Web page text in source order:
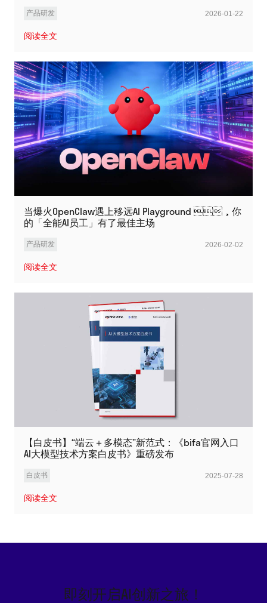
产品研发 2026-01-22
阅读全文
当爆火OpenClaw遇上移远AI Playground ，你
的「全能AI员工」有了最佳主场
产品研发 2026-02-02
阅读全文
【白皮书】“端云＋多模态”新范式：《bifa官网入口
AI大模型技术方案白皮书》重磅发布
白皮书 2025-07-28
阅读全文
即刻开启AI创新之旅！